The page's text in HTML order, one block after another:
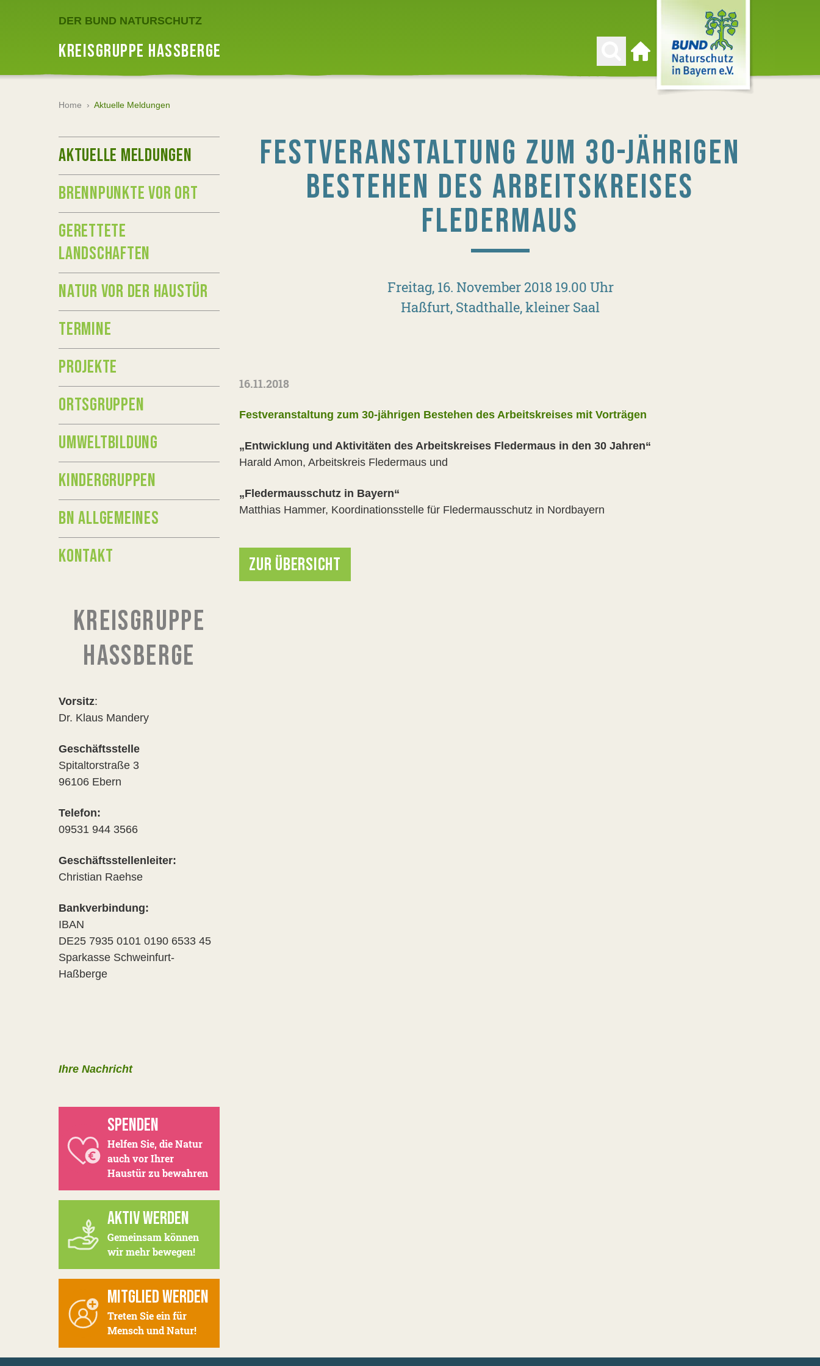
DER BUND NATURSCHUTZ
KREISGRUPPE HASSBERGE
Zur Startseite
Home › Aktuelle Meldungen
FESTVERANSTALTUNG ZUM 30-JÄHRIGEN
BESTEHEN DES ARBEITSKREISES
FLEDERMAUS
Freitag, 16. November 2018 19.00 Uhr
Haßfurt, Stadthalle, kleiner Saal
16.11.2018
Festveranstaltung zum 30-jährigen Bestehen des Arbeitskreises mit Vorträgen
„Entwicklung und Aktivitäten des Arbeitskreises Fledermaus in den 30 Jahren“
Harald Amon, Arbeitskreis Fledermaus und
„Fledermausschutz in Bayern“
Matthias Hammer, Koordinationsstelle für Fledermausschutz in Nordbayern
ZUR ÜBERSICHT
AKTUELLE MELDUNGEN
BRENNPUNKTE VOR ORT
GERETTETE
LANDSCHAFTEN
NATUR VOR DER HAUSTÜR
TERMINE
PROJEKTE
ORTSGRUPPEN
UMWELTBILDUNG
KINDERGRUPPEN
BN ALLGEMEINES
KONTAKT
KREISGRUPPE
HASSBERGE
Vorsitz:
Dr. Klaus Mandery
Geschäftsstelle
Spitaltorstraße 3
96106 Ebern
Telefon:
09531 944 3566
Geschäftsstellenleiter:
Christian Raehse
Bankverbindung:
IBAN
DE25 7935 0101 0190 6533 45
Sparkasse Schweinfurt-
Haßberge
Ihre Nachricht
SPENDEN
Helfen Sie, die Natur
auch vor Ihrer
Haustür zu bewahren
AKTIV WERDEN
Gemeinsam können
wir mehr bewegen!
MITGLIED WERDEN
Treten Sie ein für
Mensch und Natur!